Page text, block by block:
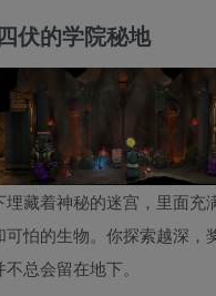
伏的学院秘地
藏着神秘的迷宫，里面充
可怕的生物。你探索越深
总会留在地下。